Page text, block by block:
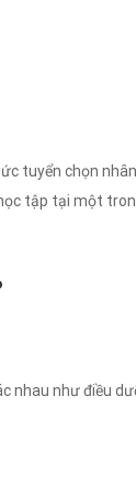
tuyển chọn
tập tại một
nhau như điều